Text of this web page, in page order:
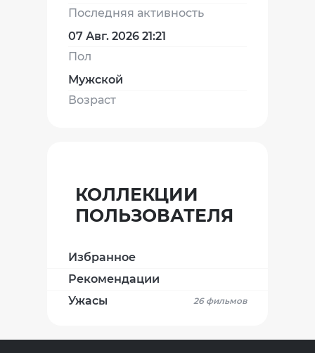
Последняя активность
07 Авг. 2026 21:21
Пол
Мужской
Возраст
КОЛЛЕКЦИИ
ПОЛЬЗОВАТЕЛЯ
Избранное
Рекомендации
Ужасы
26 фильмов